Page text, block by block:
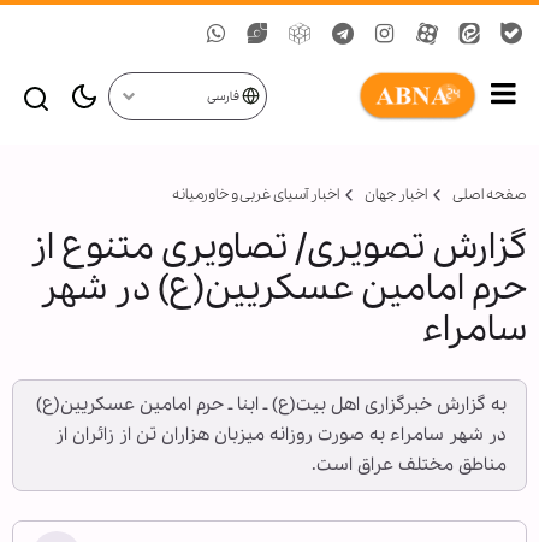
فارسی
صفحه اصلی اخبار جهان اخبار آسیای غربی و خاورمیانه
گزارش تصویری/ تصاویری متنوع از
حرم امامین عسکریین(ع) در شهر
سامراء
به گزارش خبرگزاری اهل بیت(ع) ـ ابنا ـ حرم امامین عسکریین(ع)
در شهر سامراء به صورت روزانه میزبان هزاران تن از زائران از
مناطق مختلف عراق است.